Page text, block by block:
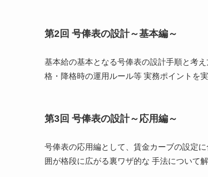
第2回 号俸表の設計～基本編～
基本給の基本となる号俸表の設計手順と考
格・降格時の運用ルール等 実務ポイントを
第3回 号俸表の設計～応用編～
号俸表の応用編として、賃金カーブの設定
囲が格段に広がる裏ワザ的な 手法について解